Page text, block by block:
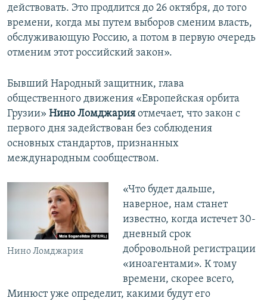
действовать. Это продлится до 26 октября, до того
времени, когда мы путем выборов сменим власть,
обслуживающую Россию, а потом в первую очередь
отменим этот российский закон».
Бывший Народный защитник, глава
общественного движения «Европейская орбита
Грузии» Нино Ломджария отмечает, что закон с
первого дня задействован без соблюдения
основных стандартов, признанных
международным сообществом.
Нино Ломджария
«Что будет дальше,
наверное, нам станет
известно, когда истечет 30-
дневный срок
добровольной регистрации
«иноагентами». К тому
времени, скорее всего,
Минюст уже определит, какими будут его